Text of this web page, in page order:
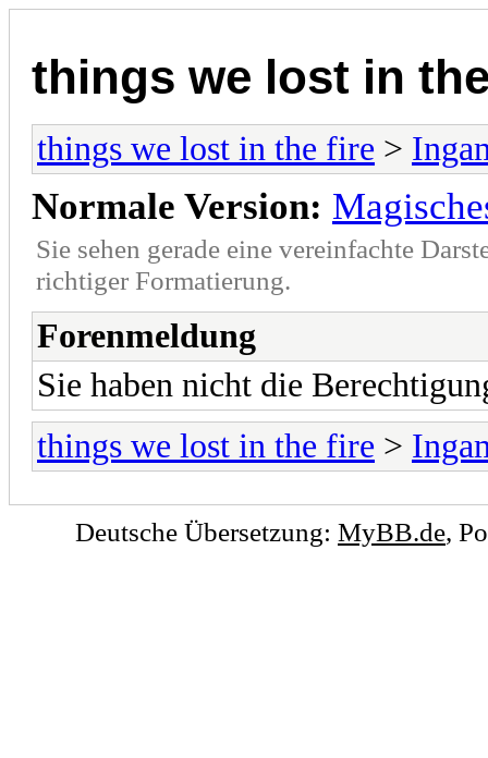
things we lost in
things we lost in the fire >
Normale Version:
Sie sehen gerade eine vereinfachte
richtiger Formatierung.
Forenmeldung
Sie haben nicht die
things we lost in the fire >
Deutsche Übersetzung: MyBB.de,